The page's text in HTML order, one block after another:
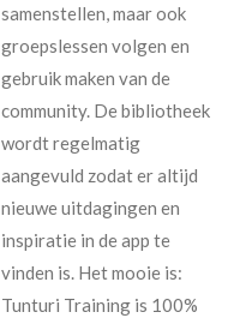
samenstellen, maar ook
groepslessen volgen en
gebruik maken van de
community. De bibliotheek
wordt regelmatig
aangevuld zodat er altijd
nieuwe uitdagingen en
inspiratie in de app te
vinden is. Het mooie is:
Tunturi Training is 100%